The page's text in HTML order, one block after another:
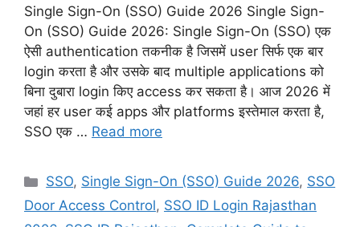
Single Sign-On (SSO) Guide 2026 Single Sign-
On (SSO) Guide 2026: Single Sign-On (SSO) एक
ऐसी authentication तकनीक है जिसमें user सिर्फ एक बार
login करता है और उसके बाद multiple applications को
बिना दुबारा login किए access कर सकता है। आज 2026 में
जहां हर user कई apps और platforms इस्तेमाल करता है,
SSO एक … Read more
Categories
SSO, Single Sign-On (SSO) Guide 2026, SSO
Door Access Control, SSO ID Login Rajasthan